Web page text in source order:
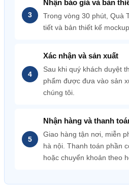
Nhận báo giá và bản
Trong vòng 30 phút, Quà
tiết và bản thiết kế
Xác nhận và sản xuất
Sau khi quý khách duyệt
phẩm được đưa vào sản
chúng tôi.
Nhận hàng và thanh
Giao hàng tận nơi, miễn
hà nội. Thanh toán phần
hoặc chuyển khoản theo